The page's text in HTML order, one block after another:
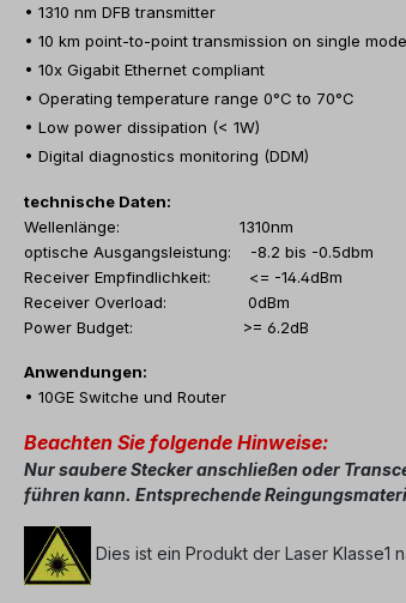
• 1310 nm DFB transmitter
• 10 km point-to-point transmission on single
• 10x Gigabit Ethernet compliant
• Operating temperature range 0°C to 70°C
• Low power dissipation (< 1W)
• Digital diagnostics monitoring (DDM)
technische Daten:
Wellenlänge: 1310nm
optische Ausgangsleistung: -8.2 bis -0.5dbm
Receiver Empfindlichkeit: <= -14.4dBm
Receiver Overload: 0dBm
Power Budget: >= 6.2dB
Anwendungen:
• 10GE Switche und Router
Beachten Sie folgende Hinweise:
Nur saubere Stecker anschließen oder
führen kann. Entsprechende
Dies ist ein Produkt der Laser Klasse1